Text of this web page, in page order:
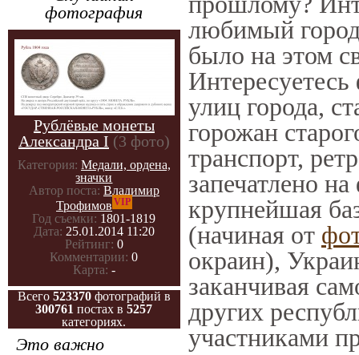
фотография
Рублёвые монеты
Александра I (3 фото)
Категория: Медали, ордена,
значки
Автор поста: Владимир
Трофимов VIP
Год съемки: 1801-1819
Дата: 25.01.2014 11:20
Рейтинг: 0
Комментарии: 0
Карта: -
Всего 523370 фотографий в
300761 постах в5257
категориях.
Это важно
любимый
было на этом
Интересуетесь
улиц города,
горожан
транспорт,
запечатлено
крупнейшая
(начиная от
окраин),
заканчивая
других
участниками